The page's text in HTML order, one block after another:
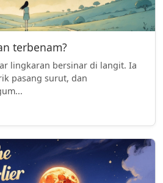
terbenam?
lingkaran bersinar di langit. Ia
pasang surut, dan